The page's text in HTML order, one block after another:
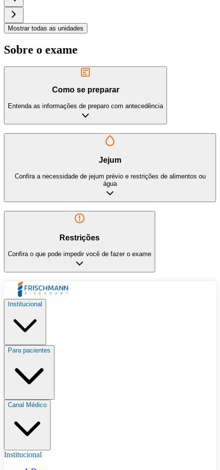
Mostrar todas as unidades
Sobre o exame
Como se preparar
Entenda as informações de preparo com antecedência
Jejum
Confira a necessidade de jejum prévio e restrições de alimentos ou
água
Restrições
Confira o que pode impedir você de fazer o exame
Institucional
Para pacientes
Canal Médico
Institucional